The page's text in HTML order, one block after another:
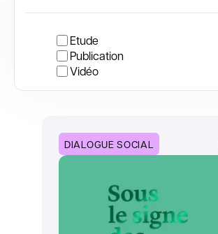
Etude
Publication
Vidéo
DIALOGUE SOCIAL